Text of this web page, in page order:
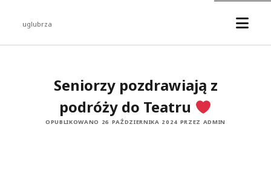
uglubrza
Seniorzy pozdrawiają z
podróży do Teatru
OPUBLIKOWANO 26 PAŹDZIERNIKA 2024 PRZEZ ADMIN